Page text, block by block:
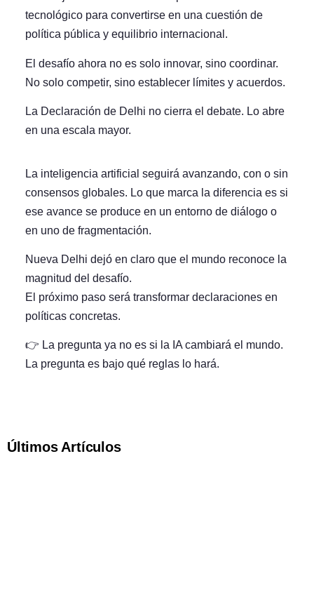
tecnológico para convertirse en una cuestión de
política pública y equilibrio internacional.
El desafío ahora no es solo innovar, sino coordinar.
No solo competir, sino establecer límites y acuerdos.
La Declaración de Delhi no cierra el debate. Lo abre
en una escala mayor.
La inteligencia artificial seguirá avanzando, con o sin
consensos globales. Lo que marca la diferencia es si
ese avance se produce en un entorno de diálogo o
en uno de fragmentación.
Nueva Delhi dejó en claro que el mundo reconoce la
magnitud del desafío.
El próximo paso será transformar declaraciones en
políticas concretas.
👉 La pregunta ya no es si la IA cambiará el mundo.
La pregunta es bajo qué reglas lo hará.
Últimos Artículos